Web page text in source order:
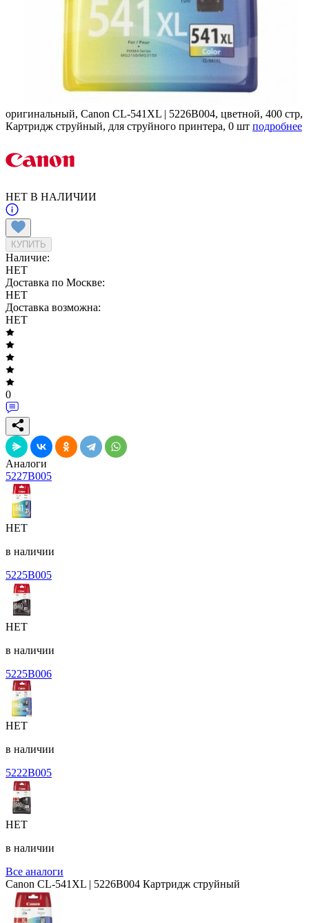
оригинальный, Canon CL-541XL | 5226B004, цветной, 400 стр,
Картридж струйный, для струйного принтера, 0 шт подробнее
НЕТ В НАЛИЧИИ
КУПИТЬ
Наличие:
НЕТ
Доставка по Москве:
НЕТ
Доставка возможна:
НЕТ
0
Аналоги
5227B005
НЕТ
в наличии
5225B005
НЕТ
в наличии
5225B006
НЕТ
в наличии
5222B005
НЕТ
в наличии
Все аналоги
Canon CL-541XL | 5226B004 Картридж струйный